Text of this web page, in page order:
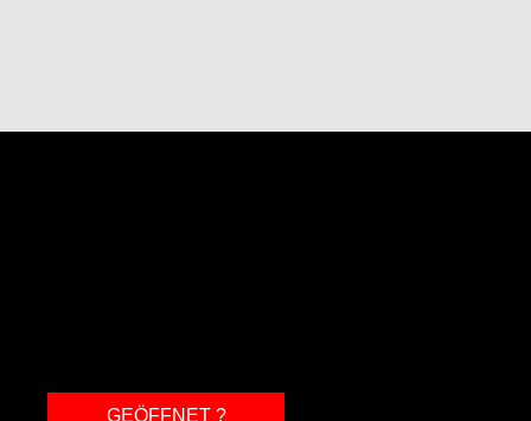
GEÖFFNET ?